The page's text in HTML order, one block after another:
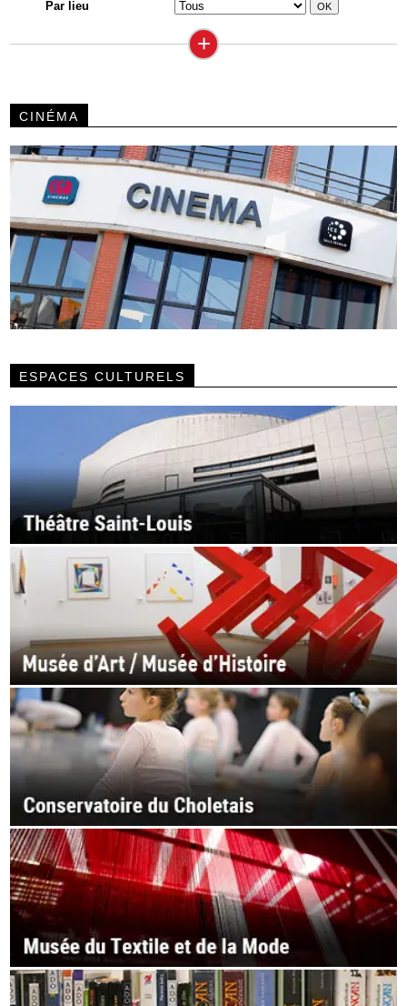
Par lieu
+
CINÉMA
ESPACES CULTURELS